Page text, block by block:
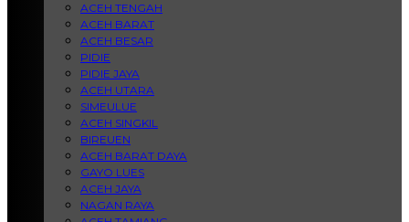
ACEH TENGAH
ACEH BARAT
ACEH BESAR
PIDIE
PIDIE JAYA
ACEH UTARA
SIMEULUE
ACEH SINGKIL
BIREUEN
ACEH BARAT DAYA
GAYO LUES
ACEH JAYA
NAGAN RAYA